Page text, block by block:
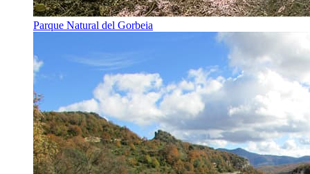
Parque Natural del Gorbeia